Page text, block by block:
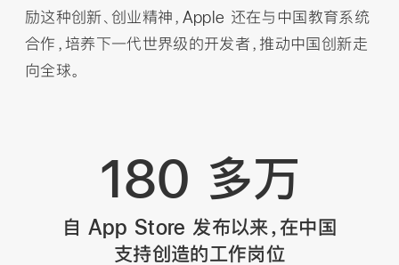
励这种创新、创业精神，Apple 还在与中国教育系统
合作，培养下一代世界级的开发者，推动中国创新走
向全球。
180 多万
自 App Store 发布以来，在中国
支持创造的工作岗位